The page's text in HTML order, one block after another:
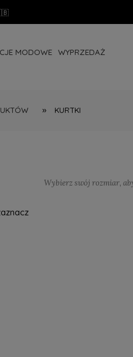
MODOWE WYPRZEDAŻ
» KURTKI
Wybierz swój rozmiar,